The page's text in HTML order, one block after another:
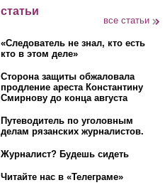
статьи
все статьи
«Следователь не знал, кто есть
кто в этом деле»
Сторона защиты обжаловала
продление ареста Константину
Смирнову до конца августа
Путеводитель по уголовным
делам рязанских журналистов.
Журналист? Будешь сидеть
Читайте нас в «Телеграме»